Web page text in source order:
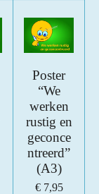
Poster
“We
werken
rustig en
geconce
ntreerd”
(A3)
€ 7,95